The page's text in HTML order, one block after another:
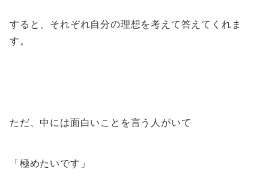
すると、それぞれ自分の理想を考えて答えてくれま
す。
ただ、中には面白いことを言う人がいて
「極めたいです」